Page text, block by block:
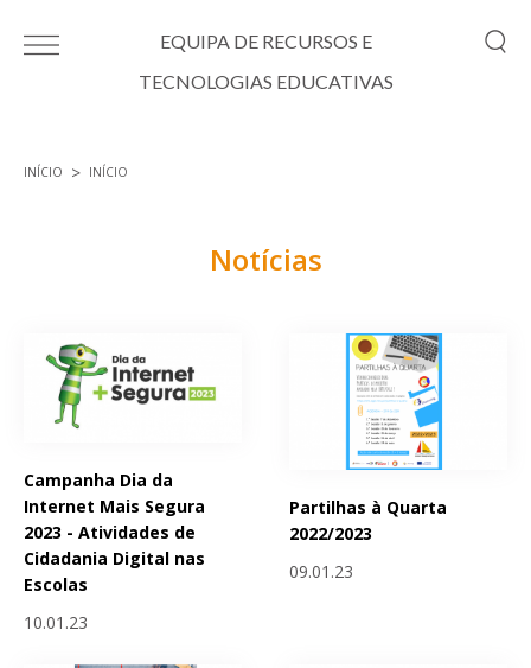
EQUIPA DE RECURSOS E
TECNOLOGIAS EDUCATIVAS
INÍCIO INÍCIO
Notícias
Campanha Dia da
Internet Mais Segura
2023 - Atividades de
Cidadania Digital nas
Escolas
10.01.23
Partilhas à Quarta
2022/2023
09.01.23
Páginas